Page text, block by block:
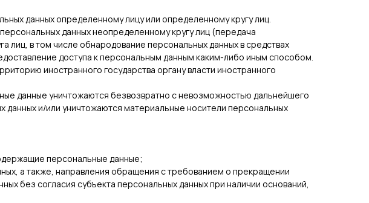
данных определенному лицу или определенному кругу лиц.
данных неопределенному кругу лиц (передача
лиц, в том числе обнародование персональных данных в средствах
доступа к персональным данным каким-либо иным способом.
иностранного государства органу власти иностранного
данные уничтожаются безвозвратно с невозможностью дальнейшего
и/или уничтожаются материальные носители персональных
персональные данные;
а также, направления обращения с требованием о прекращении
без согласия субъекта персональных данных при наличии оснований,